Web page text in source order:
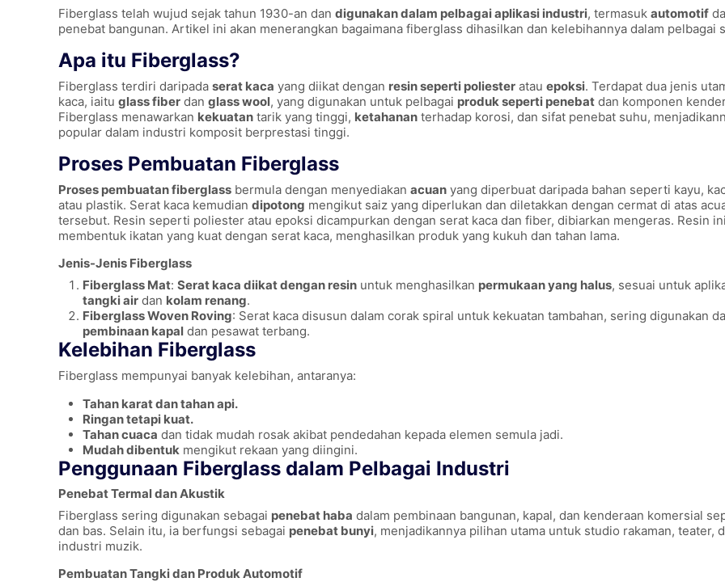
Fiberglass telah wujud sejak tahun 1930-an dan digunakan dalam pelbagai aplikasi industri, termasuk automotif
penebat bangunan. Artikel ini akan menerangkan bagaimana fiberglass dihasilkan dan kelebihannya dalam pelbagai
Apa itu Fiberglass?
Fiberglass terdiri daripada serat kaca yang diikat dengan resin seperti poliester atau epoksi. Terdapat dua jenis
kaca, iaitu glass fiber dan glass wool, yang digunakan untuk pelbagai produk seperti penebat dan komponen
Fiberglass menawarkan kekuatan tarik yang tinggi, ketahanan terhadap korosi, dan sifat penebat suhu,
popular dalam industri komposit berprestasi tinggi.
Proses Pembuatan Fiberglass
Proses pembuatan fiberglass bermula dengan menyediakan acuan yang diperbuat daripada bahan seperti kayu,
atau plastik. Serat kaca kemudian dipotong mengikut saiz yang diperlukan dan diletakkan dengan cermat di atas
tersebut. Resin seperti poliester atau epoksi dicampurkan dengan serat kaca dan fiber, dibiarkan mengeras. Resin
membentuk ikatan yang kuat dengan serat kaca, menghasilkan produk yang kukuh dan tahan lama.
Jenis-Jenis Fiberglass
Fiberglass Mat: Serat kaca diikat dengan resin untuk menghasilkan permukaan yang halus, sesuai untuk
tangki air dan kolam renang.
Fiberglass Woven Roving: Serat kaca disusun dalam corak spiral untuk kekuatan tambahan, sering digunakan
pembinaan kapal dan pesawat terbang.
Kelebihan Fiberglass
Fiberglass mempunyai banyak kelebihan, antaranya:
Tahan karat dan tahan api.
Ringan tetapi kuat.
Tahan cuaca dan tidak mudah rosak akibat pendedahan kepada elemen semula jadi.
Mudah dibentuk mengikut rekaan yang diingini.
Penggunaan Fiberglass dalam Pelbagai Industri
Penebat Termal dan Akustik
Fiberglass sering digunakan sebagai penebat haba dalam pembinaan bangunan, kapal, dan kenderaan komersial
dan bas. Selain itu, ia berfungsi sebagai penebat bunyi, menjadikannya pilihan utama untuk studio rakaman, teater,
industri muzik.
Pembuatan Tangki dan Produk Automotif